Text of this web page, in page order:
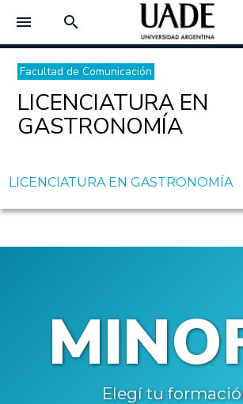
menu search
Facultad de Comunicación
LICENCIATURA EN
GASTRONOMÍA
LICENCIATURA EN GASTRONOMÍA
Elegí tu